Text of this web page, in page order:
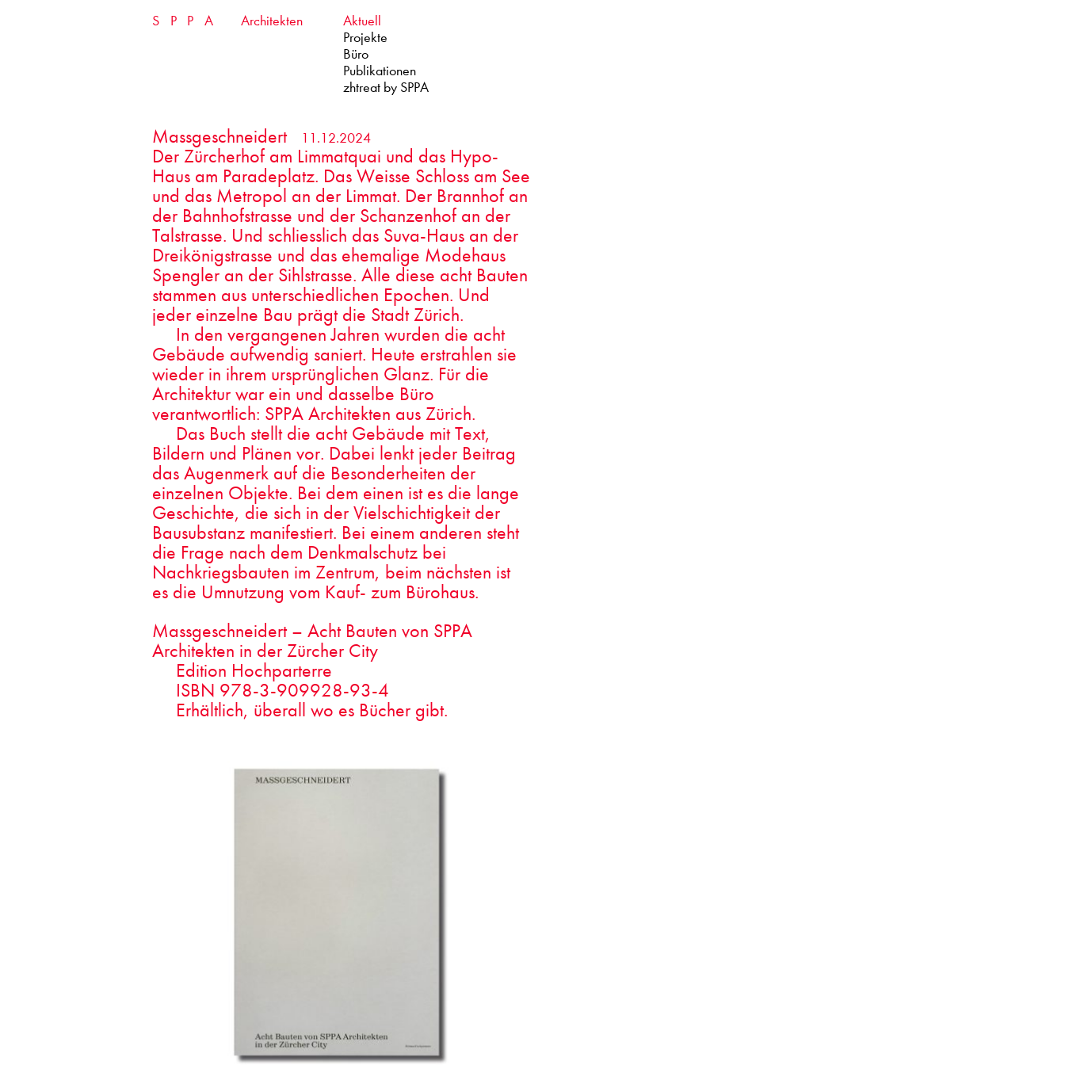
SPPA Architekten
Aktuell
Projekte
Büro
Publikationen
zhtreat by SPPA
Massgeschneidert 11.12.2024
Der Zürcherhof am Limmatquai und das Hypo-
Haus am Paradeplatz. Das Weisse Schloss am See
und das Metropol an der Limmat. Der Brannhof an
der Bahnhofstrasse und der Schanzenhof an der
Talstrasse. Und schliesslich das Suva-Haus an der
Dreikönigstrasse und das ehemalige Modehaus
Spengler an der Sihlstrasse. Alle diese acht Bauten
stammen aus unterschiedlichen Epochen. Und
jeder einzelne Bau prägt die Stadt Zürich.
In den vergangenen Jahren wurden die acht
Gebäude aufwendig saniert. Heute erstrahlen sie
wieder in ihrem ursprünglichen Glanz. Für die
Architektur war ein und dasselbe Büro
verantwortlich: SPPA Architekten aus Zürich.
Das Buch stellt die acht Gebäude mit Text,
Bildern und Plänen vor. Dabei lenkt jeder Beitrag
das Augenmerk auf die Besonderheiten der
einzelnen Objekte. Bei dem einen ist es die lange
Geschichte, die sich in der Vielschichtigkeit der
Bausubstanz manifestiert. Bei einem anderen steht
die Frage nach dem Denkmalschutz bei
Nachkriegsbauten im Zentrum, beim nächsten ist
es die Umnutzung vom Kauf- zum Bürohaus.
Massgeschneidert – Acht Bauten von SPPA
Architekten in der Zürcher City
Edition Hochparterre
ISBN 978-3-909928-93-4
Erhältlich, überall wo es Bücher gibt.